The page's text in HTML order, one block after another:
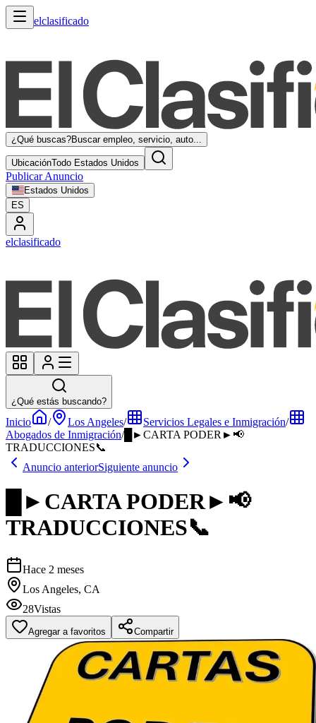
elclasificado
¿Qué buscas?Buscar empleo, servicio, auto...
UbicaciónTodo Estados Unidos
Publicar Anuncio
Estados Unidos
ES
elclasificado
¿Qué estás buscando?
Inicio / Los Angeles/ Servicios Legales e Inmigración/
Abogados de Inmigración/ █►CARTA PODER►📢
TRADUCCIONES📞
Anuncio anteriorSiguiente anuncio
█►CARTA PODER►📢
TRADUCCIONES📞
Hace 2 meses
Los Angeles, CA
28Vistas
Agregar a favoritos Compartir